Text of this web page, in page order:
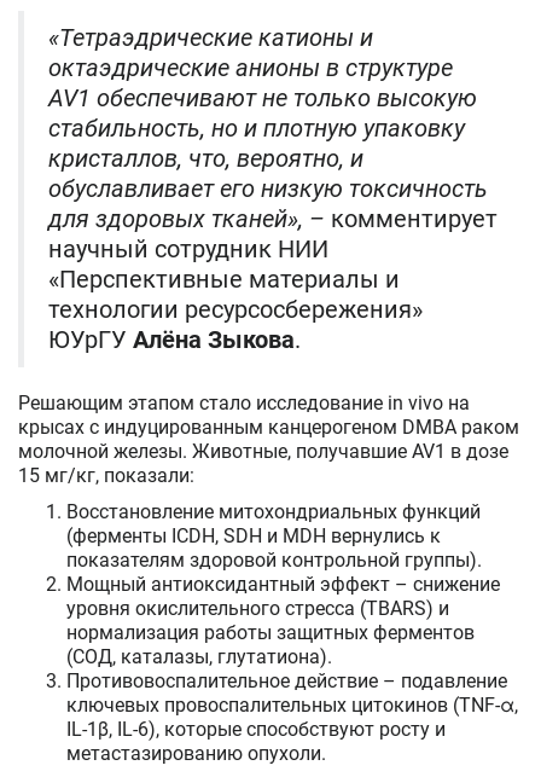
«Тетраэдрические катионы и
октаэдрические анионы в структуре
AV1 обеспечивают не только высокую
стабильность, но и плотную упаковку
кристаллов, что, вероятно, и
обуславливает его низкую токсичность
для здоровых тканей», – комментирует
научный сотрудник НИИ
«Перспективные материалы и
технологии ресурсосбережения»
ЮУрГУ Алёна Зыкова.
Решающим этапом стало исследование in vivo на
крысах с индуцированным канцерогеном DMBA раком
молочной железы. Животные, получавшие AV1 в дозе
15 мг/кг, показали:
Восстановление митохондриальных функций
(ферменты ICDH, SDH и MDH вернулись к
показателям здоровой контрольной группы).
Мощный антиоксидантный эффект – снижение
уровня окислительного стресса (TBARS) и
нормализация работы защитных ферментов
(СОД, каталазы, глутатиона).
Противовоспалительное действие – подавление
ключевых провоспалительных цитокинов (TNF-α,
IL-1β, IL-6), которые способствуют росту и
метастазированию опухоли.